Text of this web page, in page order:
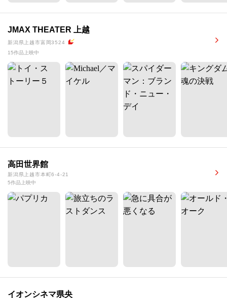
JMAX THEATER 上越
新潟県上越市富岡3524
15作品上映中
高田世界館
新潟県上越市本町6-4-21
5作品上映中
イオンシネマ県央